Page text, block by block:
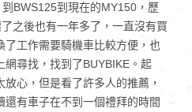
BWS125到現在的MY150，歷
之後也有一年多了，一直沒有買
工作需要騎機車比較方便，也
尋找，找到了BUYBIKE。起
心，但是看了許多人的推薦，
有車子在不到一個禮拜的時間